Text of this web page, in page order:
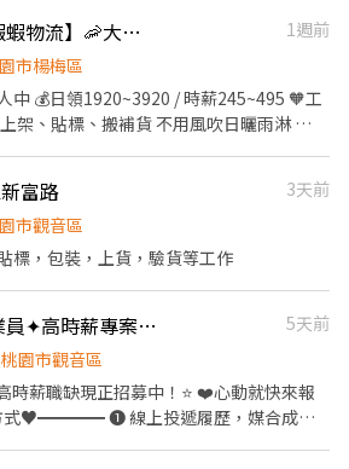
險 ✅ 三節禮券／禮盒 ✅ 上百家特約商店優
📣【應
塵衣 ✔ 可配合加班 ✔ 無經驗可、二度就
報名
話專員優先回覆唷 ✅聯絡窗口：李專員
@425gsxrr -想了解更多工作資訊快加我
元 💵 可週領1,700元／天
工作地點 桃園市龍潭區｜龍園五
梅愛買 約8分鐘 🚗 龍潭大池 約10分鐘 🚗
約10分鐘 ━━━━━━━━━━━━━━ 🛠
上班時間 ☀️ 日班｜07:00－
📅 做二休二（固定班別） 🍱 中午休
撥 ✅ 三節禮金（依公司規定） ✅ 工作穩
領制度 ✅ 免經驗可，完整教育訓練 📌 應
✔ 可配合搬運物料 ✔ 可配合加班 ✔無塵
體產業、挑戰高薪嗎？ 歡迎立即私訊報名
額滿為止！
👍 🦐【高薪天花板蝦蝦物流】🦐大園 / 楊梅/威獅/青埔
1週前
市楊梅區
🧡工
架、貼標、搬補貨 不用風吹日曬雨淋 🌤️
班｜ 16:00－01:00 夜班｜ 22:00－07:00
晚班｜18:00－03:00 大夜｜00:00－
JefzYJo #提供住宿 #免費供餐 #日領全薪
名額有限 截圖✚ ʟɪɴᴇ 報名 ⚡️⚡️⚡️ 安心求
富路
3天前
市觀音區
標，包裝，上貨，驗貨等工作
𝓡𝐎✦觀音PCB廠作業員✦高時薪專案⭕可日領週領⭕供住宿⭕供餐/交通車
5天前
桃園市觀音區
時薪職缺現正招募中！⭐️ ❤️心動就快來報
♥━━━━ ❶ 線上投遞履歷，媒合成功